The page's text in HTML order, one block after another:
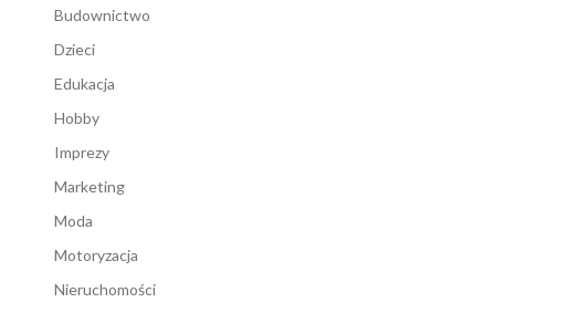
Budownictwo
Dzieci
Edukacja
Hobby
Imprezy
Marketing
Moda
Motoryzacja
Nieruchomości